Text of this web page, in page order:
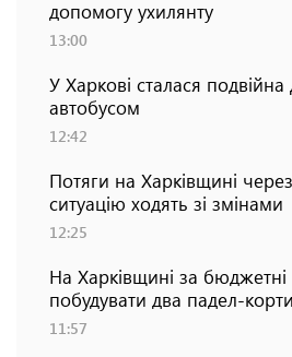
допомогу ухилянту
13:00
У Харкові сталася
автобусом
12:42
Потяги на Харківщині
ситуацію ходять зі змінами
12:25
На Харківщині за
побудувати два падел-корти
11:57